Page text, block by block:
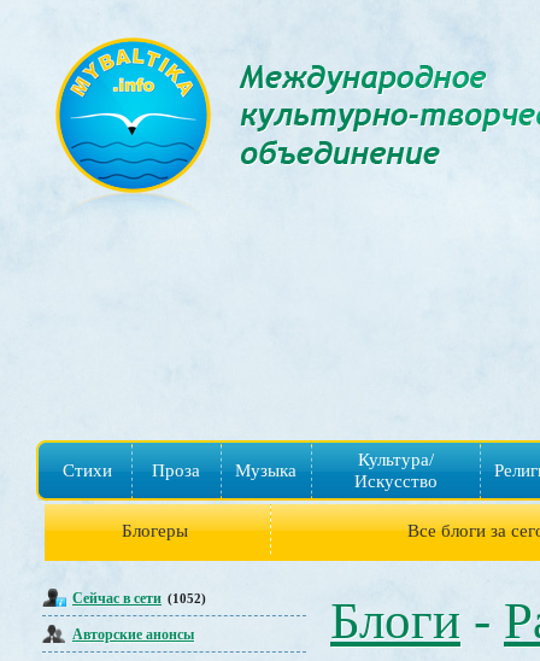
Стихи Проза Музыка
Культура/
Искусство
Блогеры Все блоги за
Сейчас в сети (1052)
Авторские анонсы Блоги -